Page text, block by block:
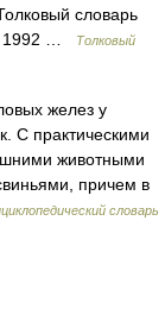
словарь
1992 …
Толковый
желез у
С практическими
животными
причем в
словарь